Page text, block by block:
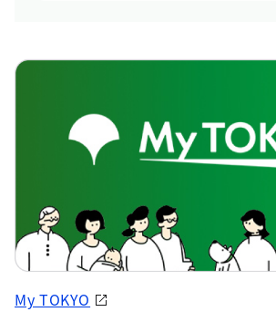
My TOKYO